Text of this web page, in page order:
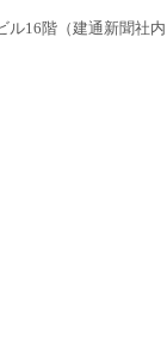
ル16階（建通新聞社